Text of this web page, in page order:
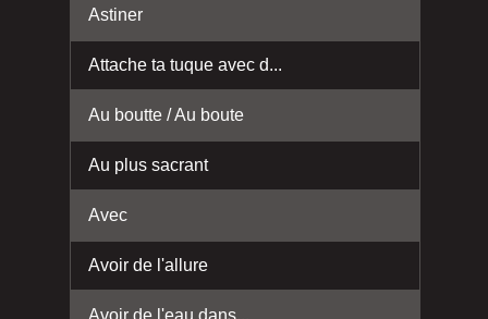
Astiner
Attache ta tuque avec d...
Au boutte / Au boute
Au plus sacrant
Avec
Avoir de l'allure
Avoir de l'eau dans...